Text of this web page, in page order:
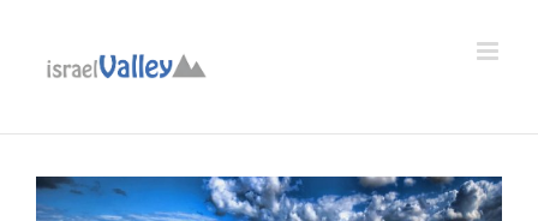
Ouvrir la barre d’outils
contenu